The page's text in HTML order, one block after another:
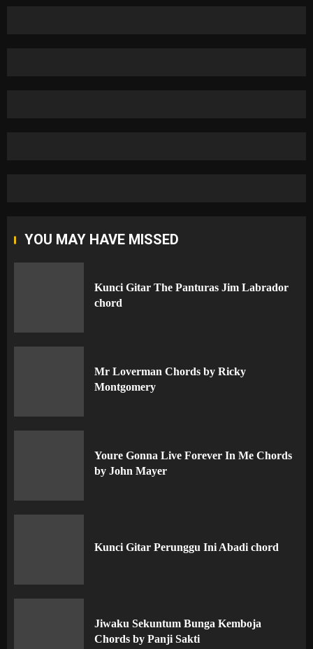
YOU MAY HAVE MISSED
Kunci Gitar The Panturas Jim Labrador
chord
Mr Loverman Chords by Ricky
Montgomery
Youre Gonna Live Forever In Me Chords
by John Mayer
Kunci Gitar Perunggu Ini Abadi chord
Jiwaku Sekuntum Bunga Kemboja
Chords by Panji Sakti